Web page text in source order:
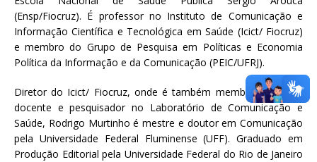
(Ensp/Fiocruz). É professor no Instituto de Comunicação e
Informação Científica e Tecnológica em Saúde (Icict/ Fiocruz)
e membro do Grupo de Pesquisa em Políticas e Economia
Política da Informação e da Comunicação (PEIC/UFRJ).
Diretor do Icict/ Fiocruz, onde é também membro do corpo
docente e pesquisador no Laboratório de Comunicação e
Saúde, Rodrigo Murtinho é mestre e doutor em Comunicação
pela Universidade Federal Fluminense (UFF). Graduado em
Produção Editorial pela Universidade Federal do Rio de Janeiro